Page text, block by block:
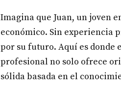
Imagina que Juan, un joven
económico. Sin experiencia
por su futuro. Aquí es donde
profesional no solo ofrece
sólida basada en el